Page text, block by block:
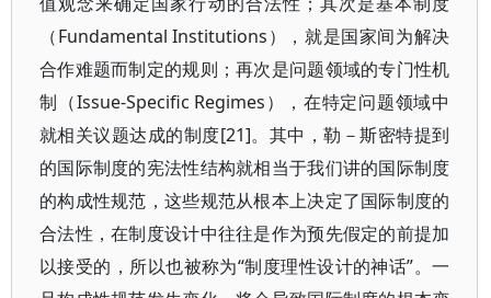
（Fundamental Institutions），就是国家间为解决
合作难题而制定的规则；再次是问题领域的专门性机
制（Issue-Specific Regimes），在特定问题领域中
就相关议题达成的制度[21]。其中，勒－斯密特提到
的国际制度的宪法性结构就相当于我们讲的国际制度
的构成性规范，这些规范从根本上决定了国际制度的
合法性，在制度设计中往往是作为预先假定的前提加
以接受的，所以也被称为“制度理性设计的神话”。一